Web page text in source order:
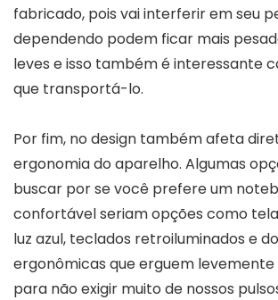
fabricado, pois vai interferir em seu
dependendo podem ficar mais
leves e isso também é interessante
que transportá-lo.
Por fim, no design também afeta
ergonomia do aparelho. Algumas
buscar por se você prefere um
confortável seriam opções como
luz azul, teclados retroiluminados e
ergonômicas que erguem
para não exigir muito de nossos